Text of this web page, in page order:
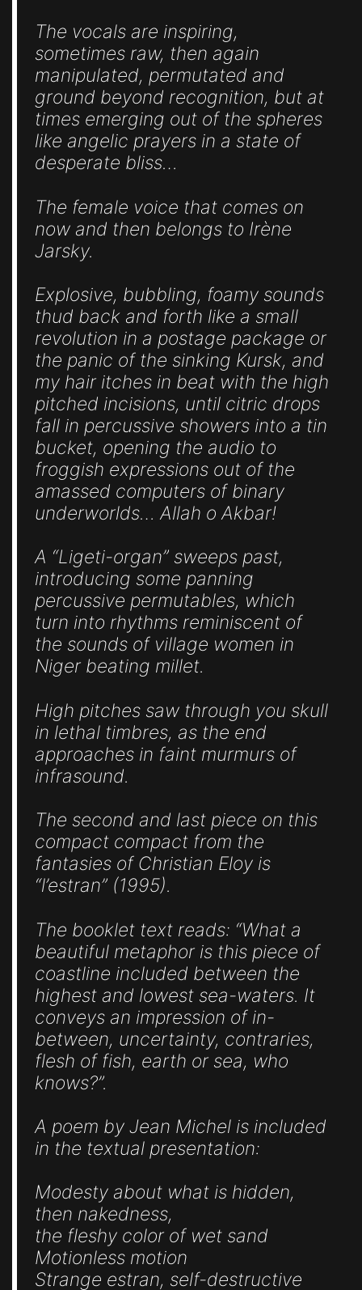
The vocals are inspiring,
sometimes raw, then again
manipulated, permutated and
ground beyond recognition, but at
times emerging out of the spheres
like angelic prayers in a state of
desperate bliss…
The female voice that comes on
now and then belongs to Irène
Jarsky.
Explosive, bubbling, foamy sounds
thud back and forth like a small
revolution in a postage package or
the panic of the sinking Kursk, and
my hair itches in beat with the high
pitched incisions, until citric drops
fall in percussive showers into a tin
bucket, opening the audio to
froggish expressions out of the
amassed computers of binary
underworlds… Allah o Akbar!
A “Ligeti-organ” sweeps past,
introducing some panning
percussive permutables, which
turn into rhythms reminiscent of
the sounds of village women in
Niger beating millet.
High pitches saw through you skull
in lethal timbres, as the end
approaches in faint murmurs of
infrasound.
The second and last piece on this
compact compact from the
fantasies of Christian Eloy is
“l’estran” (1995).
The booklet text reads: “What a
beautiful metaphor is this piece of
coastline included between the
highest and lowest sea-waters. It
conveys an impression of in-
between, uncertainty, contraries,
flesh of fish, earth or sea, who
knows?”.
A poem by Jean Michel is included
in the textual presentation:
Modesty about what is hidden,
then nakedness,
the fleshy color of wet sand
Motionless motion
Strange estran, self-destructive